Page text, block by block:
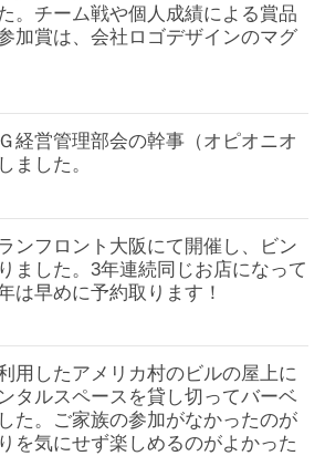
。チーム戦や個人成績による賞品
加賞は、会社ロゴデザインのマグ
経営管理部会の幹事（オピオニオ
ました。
フロント大阪にて開催し、ビン
ました。3年連続同じお店になって
は早めに予約取ります！
したアメリカ村のビルの屋上に
タルスペースを貸し切ってバーベ
た。ご家族の参加がなかったのが
を気にせず楽しめるのがよかった